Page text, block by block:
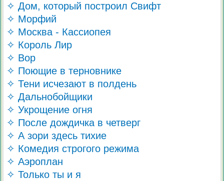
✧ Дом, который построил Свифт
✧ Морфий
✧ Москва - Кассиопея
✧ Король Лир
✧ Вор
✧ Поющие в терновнике
✧ Тени исчезают в полдень
✧ Дальнобойщики
✧ Укрощение огня
✧ После дождичка в четверг
✧ А зори здесь тихие
✧ Комедия строгого режима
✧ Аэроплан
✧ Только ты и я